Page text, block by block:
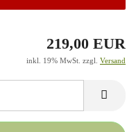
219,00 EUR
inkl. 19% MwSt. zzgl. Versand